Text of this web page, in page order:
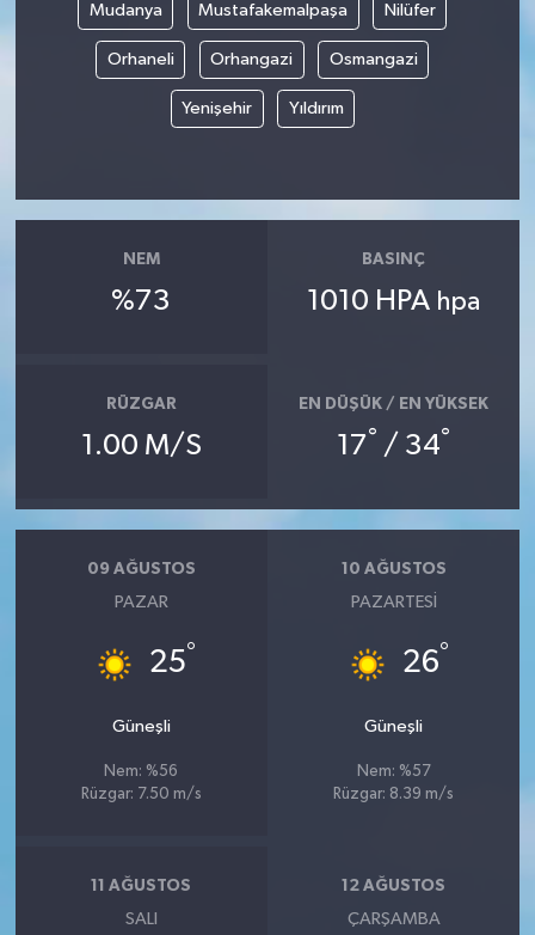
Mudanya Mustafakemalpaşa Nilüfer
Orhaneli Orhangazi Osmangazi
Yenişehir Yıldırım
NEM
%73
BASINÇ
1010 HPA hpa
RÜZGAR
1.00 M/S
EN DÜŞÜK / EN YÜKSEK
17° / 34°
09 AĞUSTOS
PAZAR
25°
Güneşli
Nem: %56
Rüzgar: 7.50 m/s
10 AĞUSTOS
PAZARTESI
26°
Güneşli
Nem: %57
Rüzgar: 8.39 m/s
11 AĞUSTOS
SALI
12 AĞUSTOS
ÇARŞAMBA